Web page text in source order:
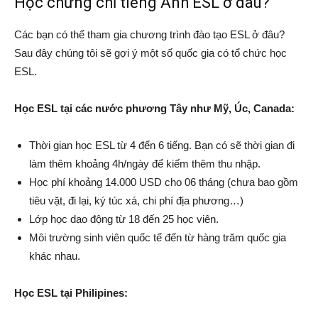
Các bạn có thể tham gia chương trình đào tạo ESL ở đâu?
Sau đây chúng tôi sẽ gợi ý một số quốc gia có tổ chức học
ESL.
Học ESL tại các nước phương Tây như Mỹ, Úc, Canada:
Thời gian học ESL từ 4 đến 6 tiếng. Bạn có sẽ thời gian đi
làm thêm khoảng 4h/ngày để kiếm thêm thu nhập.
Học phí khoảng 14.000 USD cho 06 tháng (chưa bao gồm
tiêu vặt, đi lại, ký túc xá, chi phí địa phương…)
Lớp học dao động từ 18 đến 25 học viên.
Môi trường sinh viên quốc tế đến từ hàng trăm quốc gia
khác nhau.
Học ESL tại Philipines: